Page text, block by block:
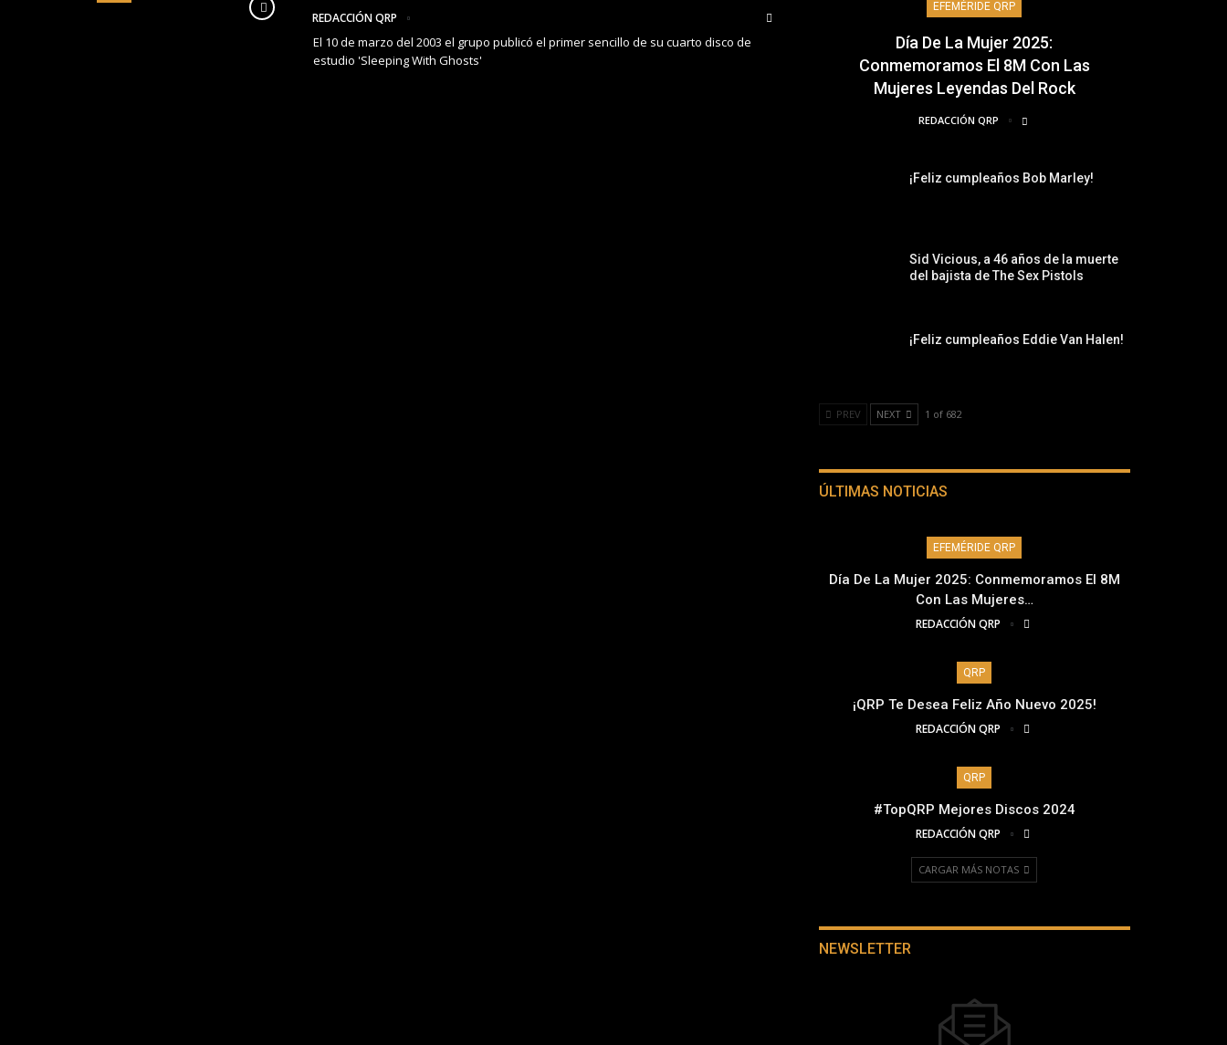
REDACCIÓN QRP
El 10 de marzo del 2003 el grupo publicó el primer sencillo de su cuarto disco de
estudio 'Sleeping With Ghosts'
EFEMÉRIDE QRP
Día De La Mujer 2025:
Conmemoramos El 8M Con Las
Mujeres Leyendas Del Rock
REDACCIÓN QRP
¡Feliz cumpleaños Bob Marley!
Sid Vicious, a 46 años de la muerte
del bajista de The Sex Pistols
¡Feliz cumpleaños Eddie Van Halen!
PREV NEXT 1 of 682
ÚLTIMAS NOTICIAS
EFEMÉRIDE QRP
Día De La Mujer 2025: Conmemoramos El 8M
Con Las Mujeres…
REDACCIÓN QRP
QRP
¡QRP Te Desea Feliz Año Nuevo 2025!
REDACCIÓN QRP
QRP
#TopQRP Mejores Discos 2024
REDACCIÓN QRP
CARGAR MÁS NOTAS
NEWSLETTER